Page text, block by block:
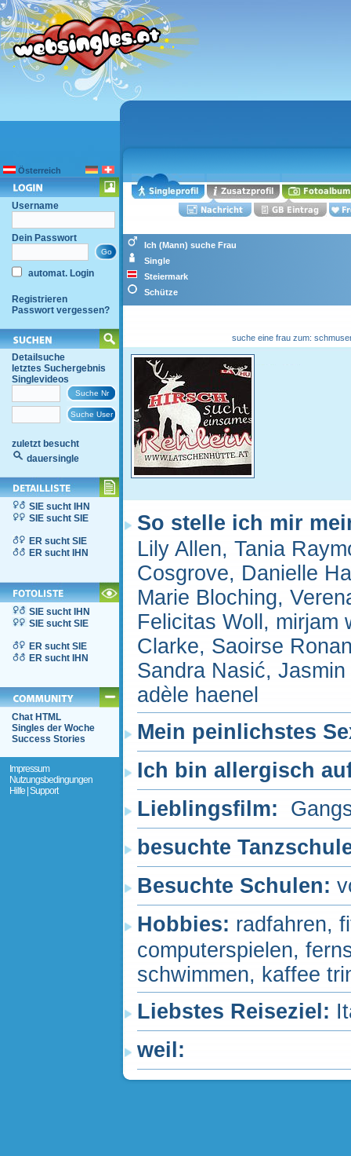
Österreich
Username
Dein Passwort
automat. Login
Registrieren
Passwort vergessen?
Detailsuche
letztes Suchergebnis
Singlevideos
zuletzt besucht
dauersingle
SIE sucht IHN
SIE sucht SIE
ER sucht SIE
ER sucht IHN
SIE sucht IHN
SIE sucht SIE
ER sucht SIE
ER sucht IHN
Chat HTML
Singles der Woche
Success Stories
Impressum
Nutzungsbedingungen
Hilfe | Support
Ich (Mann) suche Frau
Single
Steiermark
Schütze
suche eine frau zum:
So stelle ich mir
Lily Allen, Tania
Cosgrove, Danielle
Marie Bloching,
Felicitas Woll, mirjam
Clarke, Saoirse
Sandra Nasić,
adèle haenel
Mein peinlichstes
Ich bin allergisch
Lieblingsfilm:
besuchte
Besuchte Schulen:
Hobbies: radfahren,
computerspielen,
schwimmen, kaffee
Liebstes Reiseziel:
weil: